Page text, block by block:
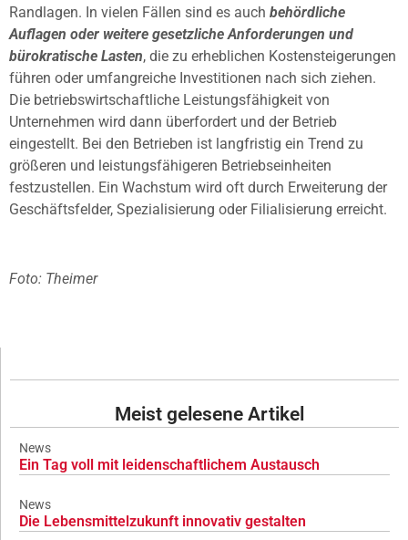
Randlagen. In vielen Fällen sind es auch behördliche
Auflagen oder weitere gesetzliche Anforderungen und
bürokratische Lasten, die zu erheblichen Kostensteigerungen
führen oder umfangreiche Investitionen nach sich ziehen.
Die betriebswirtschaftliche Leistungsfähigkeit von
Unternehmen wird dann überfordert und der Betrieb
eingestellt. Bei den Betrieben ist langfristig ein Trend zu
größeren und leistungsfähigeren Betriebseinheiten
festzustellen. Ein Wachstum wird oft durch Erweiterung der
Geschäftsfelder, Spezialisierung oder Filialisierung erreicht.
Foto: Theimer
Meist gelesene Artikel
News
Ein Tag voll mit leidenschaftlichem Austausch
News
Die Lebensmittelzukunft innovativ gestalten